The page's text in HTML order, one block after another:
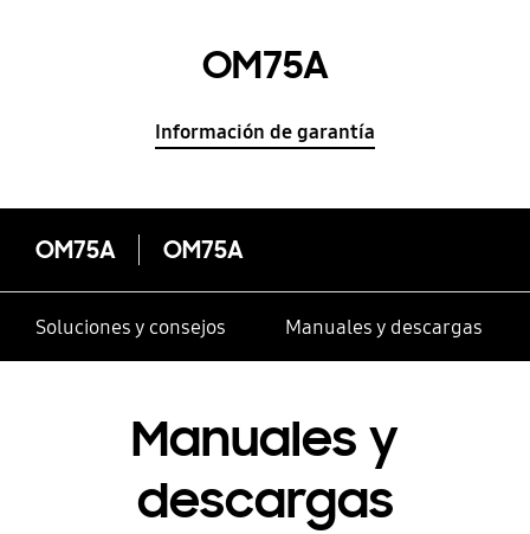
OM75A
Información de garantía
OM75A OM75A
Soluciones y consejos Manuales y descargas
Manuales y
descargas